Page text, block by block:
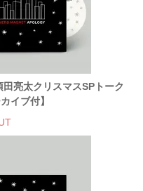
亮太クリスマスSPトーク
イブ付】